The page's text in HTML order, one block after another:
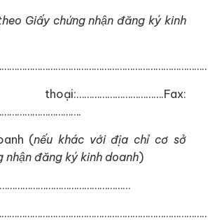
Giấy chứng nhận đăng ký kinh
(nếu khác với địa chỉ cơ sở
nhận đăng ký kinh doanh)